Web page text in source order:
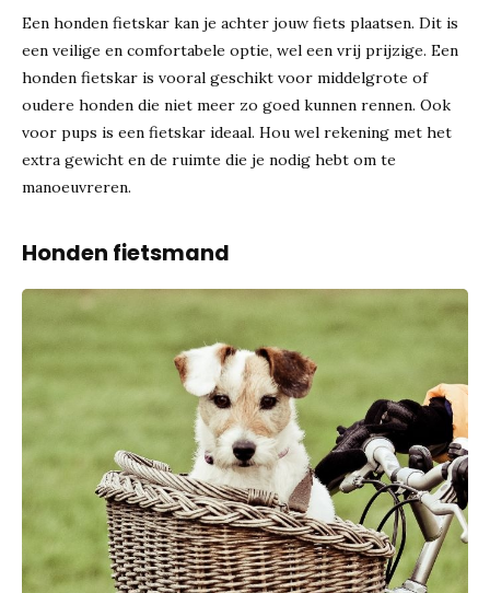
Een honden fietskar kan je achter jouw fiets plaatsen. Dit is
een veilige en comfortabele optie, wel een vrij prijzige. Een
honden fietskar is vooral geschikt voor middelgrote of
oudere honden die niet meer zo goed kunnen rennen. Ook
voor pups is een fietskar ideaal. Hou wel rekening met het
extra gewicht en de ruimte die je nodig hebt om te
manoeuvreren.
Honden fietsmand